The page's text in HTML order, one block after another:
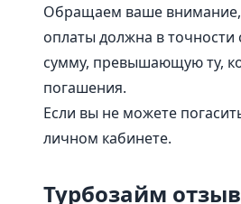
Обращаем ваше внимание,
оплаты должна в
сумму, превышающую ту,
погашения.
Если вы не можете
личном кабинете.
Турбозайм